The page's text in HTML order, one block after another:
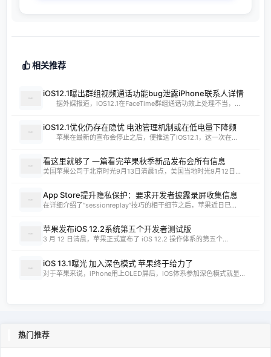
相关推荐
iOS12.1曝出群组视频通话功能bug泄露iPhone联系人详情
据外媒报道，iOS12.1在FaceTime群组通话功效上处理不当，...
iOS12.1优化仍存在隐忧 电池管理机制或在低电量下降频
苹果在最新的宣布会停止之后，便推送了iOS12.1，这一次在...
看这里就够了 一篇看完苹果秋季新品发布会所有信息
美国苹果公司于北京时光9月13日清晨1点，美国当地时光9月12日...
App Store提升隐私保护：要求开发者披露录屏收集信息
在详细介绍了“sessionreplay”技巧的相干细节之后，苹果近日已...
苹果发布iOS 12.2系统第五个开发者测试版
3 月 12 日清晨，苹果正式宣布了 iOS 12.2 操作体系的第五个...
iOS 13.1曝光 加入深色模式 苹果终于给力了
对于苹果来说，iPhone用上OLED屏后，iOS体系参加深色模式就显...
热门推荐